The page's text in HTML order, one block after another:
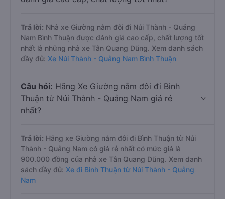
Trả lời: Nhà xe Giường nằm đôi đi Núi Thành - Quảng
Nam Bình Thuận được đánh giá cao cấp, chất lượng tốt
nhất là những nhà xe Tân Quang Dũng. Xem danh sách
đầy đủ: Xe Núi Thành - Quảng Nam Bình Thuận
Câu hỏi: Hãng Xe Giường nằm đôi đi Bình
Thuận từ Núi Thành - Quảng Nam giá rẻ
nhất?
Trả lời: Hãng xe Giường nằm đôi đi Bình Thuận từ Núi
Thành - Quảng Nam có giá rẻ nhất có mức giá là
900.000 đồng của nhà xe Tân Quang Dũng. Xem danh
sách đầy đủ: Xe đi Bình Thuận từ Núi Thành - Quảng
Nam